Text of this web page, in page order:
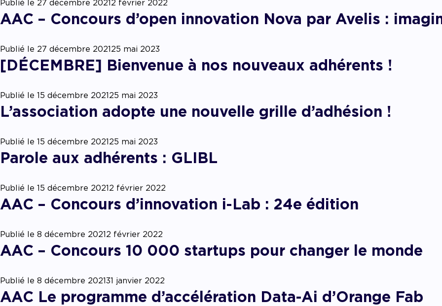
Publié le 27 décembre 20212 février 2022
AAC – Concours d’open innovation Nova par Avelis :
Publié le 27 décembre 202125 mai 2023
[DÉCEMBRE] Bienvenue à nos nouveaux adhérents !
Publié le 15 décembre 202125 mai 2023
L’association adopte une nouvelle grille d’adhésion !
Publié le 15 décembre 202125 mai 2023
Parole aux adhérents : GLIBL
Publié le 15 décembre 20212 février 2022
AAC – Concours d’innovation i-Lab : 24e édition
Publié le 8 décembre 20212 février 2022
AAC – Concours 10 000 startups pour changer le monde
Publié le 8 décembre 202131 janvier 2022
AAC Le programme d’accélération Data-Ai d’Orange Fab